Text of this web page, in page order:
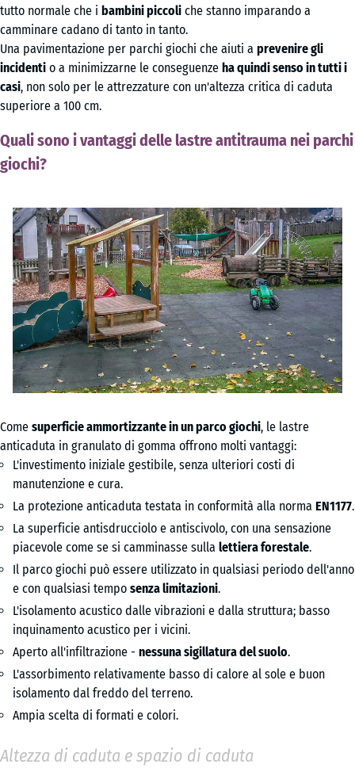
tutto normale che i bambini piccoli che stanno imparando a
camminare cadano di tanto in tanto.
Una pavimentazione per parchi giochi che aiuti a prevenire gli
incidenti o a minimizzarne le conseguenze ha quindi senso in tutti i
casi, non solo per le attrezzature con un'altezza critica di caduta
superiore a 100 cm.
Quali sono i vantaggi delle lastre antitrauma nei parchi
giochi?
Come superficie ammortizzante in un parco giochi, le lastre
anticaduta in granulato di gomma offrono molti vantaggi:
L'investimento iniziale gestibile, senza ulteriori costi di
manutenzione e cura.
La protezione anticaduta testata in conformità alla norma EN1177.
La superficie antisdrucciolo e antiscivolo, con una sensazione
piacevole come se si camminasse sulla lettiera forestale.
Il parco giochi può essere utilizzato in qualsiasi periodo dell'anno
e con qualsiasi tempo senza limitazioni.
L'isolamento acustico dalle vibrazioni e dalla struttura; basso
inquinamento acustico per i vicini.
Aperto all'infiltrazione - nessuna sigillatura del suolo.
L'assorbimento relativamente basso di calore al sole e buon
isolamento dal freddo del terreno.
Ampia scelta di formati e colori.
Altezza di caduta e spazio di caduta